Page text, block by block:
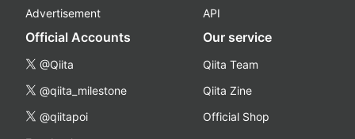
Advertisement
API
Official Accounts
@Qiita
@qiita_milestone
@qiitapoi
Our service
Qiita Team
Qiita Zine
Official Shop